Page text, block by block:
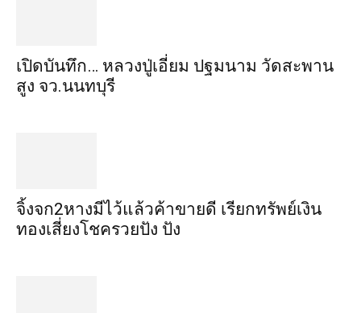
เปิดบันทึก… หลวงปู่เอี่ยม ​ปฐม​นาม​ วัดสะพาน
สูง​ จว.นนทบุรี
จิ้งจก​2​หาง​มีไว้แล้ว​ค้าขาย​ดี​ เรียก​ทรัพย์เงิน
ทอง​เสี่ยงโชค​รวยปัง​ ปัง​